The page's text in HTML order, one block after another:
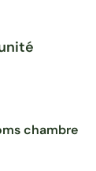
chambre